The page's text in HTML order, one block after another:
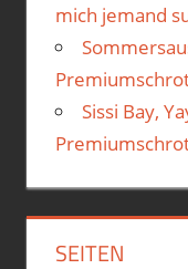
mich jemand
Sissi Bay,
SEITEN